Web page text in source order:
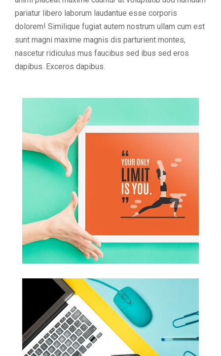
pariatur libero laborum laudantue esse corporis
dolorem! Similique fugiat autem nostrum ullam cum est
sunt magni maxime magnis dis parturient montes,
nascetur ridiculus mus faucibus sed ibus sed eros
dapibus. Exceros dapibus.